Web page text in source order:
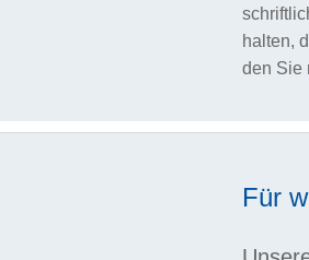
halten,
den Sie
Für